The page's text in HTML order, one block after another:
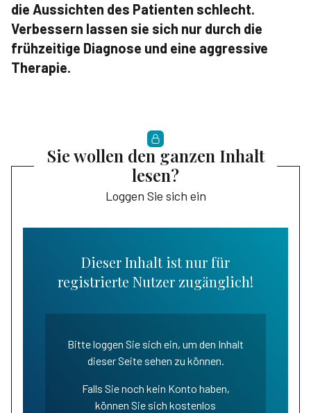
die Aussichten des Patienten schlecht.
Verbessern lassen sie sich nur durch die
frühzeitige Diagnose und eine aggressive
Therapie.
Sie wollen den ganzen Inhalt
lesen?
Loggen Sie sich ein
Dieser Inhalt ist nur für
registrierte Nutzer zugänglich!
Bitte loggen Sie sich ein, um den Inhalt
dieser Seite sehen zu können.
Falls Sie noch kein Konto haben,
können Sie sich kostenlos